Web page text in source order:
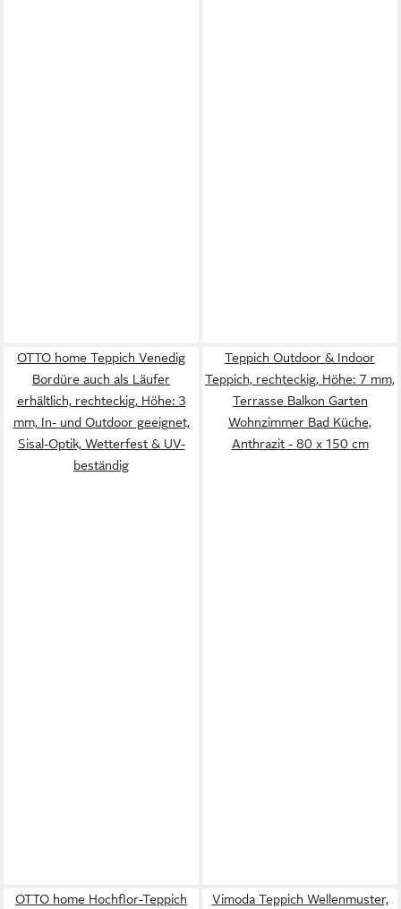
OTTO home Teppich Venedig
Bordüre auch als Läufer
erhältlich, rechteckig, Höhe: 3
mm, In- und Outdoor geeignet,
Sisal-Optik, Wetterfest & UV-
beständig
Teppich Outdoor & Indoor
Teppich, rechteckig, Höhe: 7 mm,
Terrasse Balkon Garten
Wohnzimmer Bad Küche,
Anthrazit - 80 x 150 cm
OTTO home Hochflor-Teppich
Vimoda Teppich Wellenmuster,